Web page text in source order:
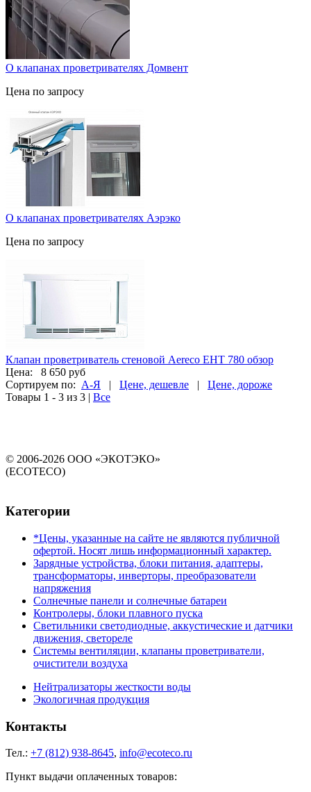
О клапанах проветривателях Домвент
Цена по запросу
О клапанах проветривателях Аэрэко
Цена по запросу
Клапан проветриватель стеновой Aereco EHT 780 обзор
Цена: 8 650 руб
Сортируем по: А-Я | Цене, дешевле | Цене, дороже
Товары 1 - 3 из 3 | Все
© 2006-2026 ООО «ЭКОТЭКО»
(ECOTECO)
Категории
*Цены, указанные на сайте не являются публичной
офертой. Носят лишь информационный характер.
Зарядные устройства, блоки питания, адаптеры,
трансформаторы, инверторы, преобразователи
напряжения
Солнечные панели и солнечные батареи
Контролеры, блоки плавного пуска
Светильники светодиодные, аккустические и датчики
движения, светореле
Системы вентиляции, клапаны проветриватели,
очистители воздуха
Нейтрализаторы жесткости воды
Экологичная продукция
Контакты
Тел.: +7 (812) 938-8645, info@ecoteco.ru
Пункт выдачи оплаченных товаров: